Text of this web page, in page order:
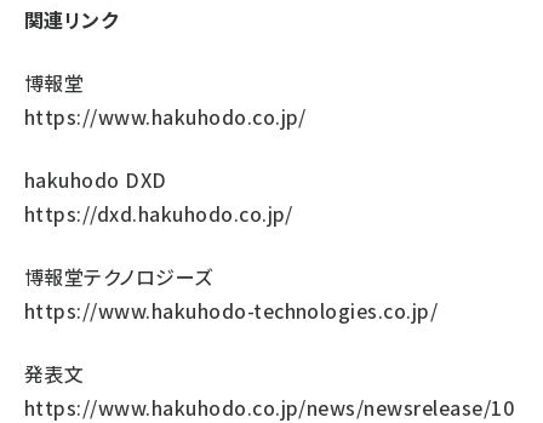
関連リンク
博報堂
https://www.hakuhodo.co.jp/
hakuhodo DXD
https://dxd.hakuhodo.co.jp/
博報堂テクノロジーズ
https://www.hakuhodo-technologies.co.jp/
発表文
https://www.hakuhodo.co.jp/news/newsrelease/10